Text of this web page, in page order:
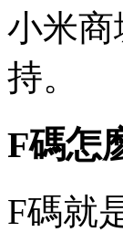
小米
持。
F碼怎
F碼就